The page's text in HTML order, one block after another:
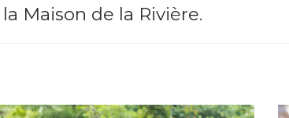
Maison de la Rivière.